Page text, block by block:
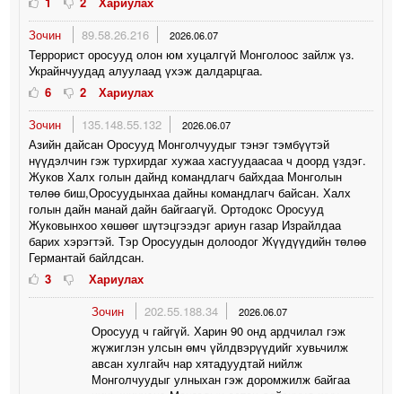
Зочин
89.58.26.216 2026.06.07
Террорист оросууд олон юм хуцалгүй Монголоос зайлж үз.
Украйнчуудад алуулаад үхэж далдарцгаа.
6
2
Хариулах
Зочин
135.148.55.132 2026.06.07
Азийн дайсан Оросууд Монголчуудыг тэнэг тэмбүүтэй
нүүдэлчин гэж турхирдаг хужаа хасгуудаасаа ч доорд үздэг.
Жуков Халх голын дайнд командлагч байхдаа Монголын
төлөө биш,Оросуудынхаа дайны командлагч байсан. Халх
голын дайн манай дайн байгаагүй. Ортодокс Оросууд
Жуковынхоо хөшөөг шүтэцгээдэг ариун газар Израйлдаа
барих хэрэгтэй. Тэр Оросуудын долоодог Жүүдүүдийн төлөө
Германтай байлдсан.
3
Хариулах
Зочин
202.55.188.34 2026.06.07
Оросууд ч гайгүй. Харин 90 онд ардчилал гэж
жүжиглэн улсын өмч үйлдвэрүүдийг хувьчилж
авсан хулгайч нар хятадуудтай нийлж
Монголчуудыг улныхан гэж доромжилж байгаа